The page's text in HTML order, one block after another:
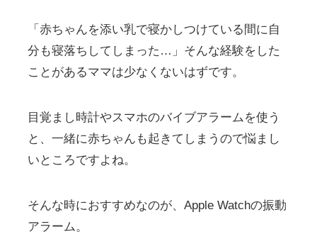
「赤ちゃんを添い乳で寝かしつけている間に自
分も寝落ちしてしまった…」そんな経験をした
ことがあるママは少なくないはずです。
目覚まし時計やスマホのバイブアラームを使う
と、一緒に赤ちゃんも起きてしまうので悩まし
いところですよね。
そんな時におすすめなのが、Apple Watchの振動
アラーム。